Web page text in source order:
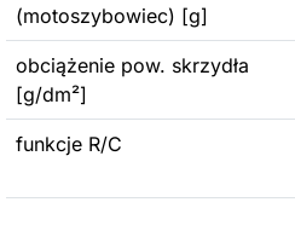
(motoszybowiec) [g]
obciążenie pow. skrzydła
[g/dm²]
funkcje R/C